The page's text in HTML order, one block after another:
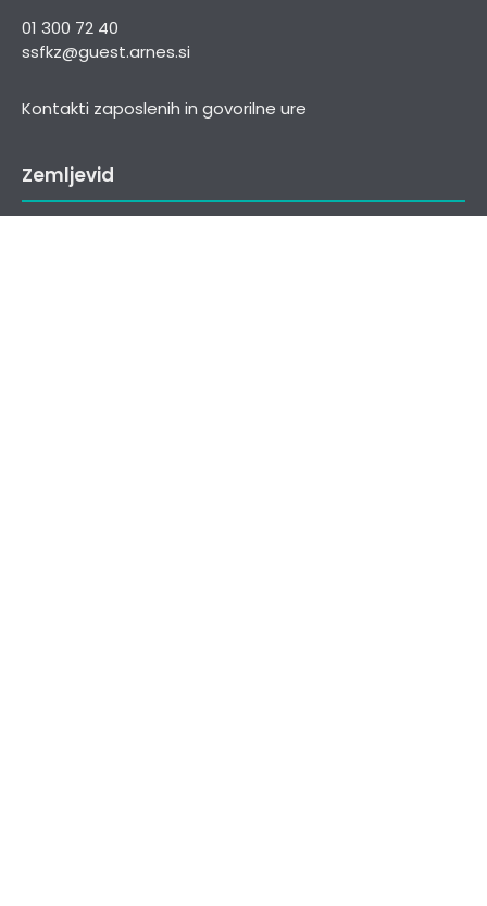
01 300 72 40
ssfkz@guest.arnes.si
Kontakti zaposlenih in govorilne ure
Zemljevid